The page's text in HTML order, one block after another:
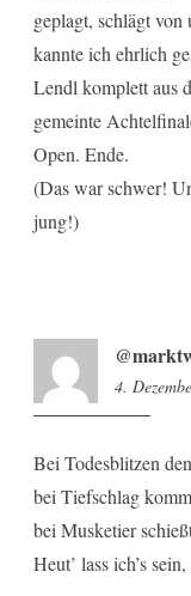
geplagt, schlägt
kannte ich ehrlich
Lendl komplett aus
gemeinte
Open. Ende.
(Das war schwer!
jung!)
4.
Bei Todesblitzen
bei Tiefschlag
bei Musketier
Heut’ lass ich’s